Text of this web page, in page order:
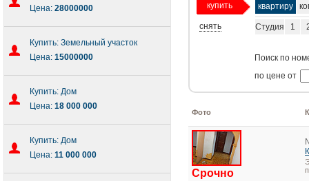
Цена: 28000000
Купить: Земельный участок
Цена: 15000000
Купить: Дом
Цена: 18 000 000
Купить: Дом
Цена: 11 000 000
купить
снять
квартиру
Студия 1
Поиск по
по цене от
Фото
Срочно